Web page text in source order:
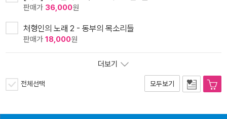
판매가 36,000원
처형인의 노래 2 - 동부의 목소리들
판매가 18,000원
더보기
전체선택 모두보기